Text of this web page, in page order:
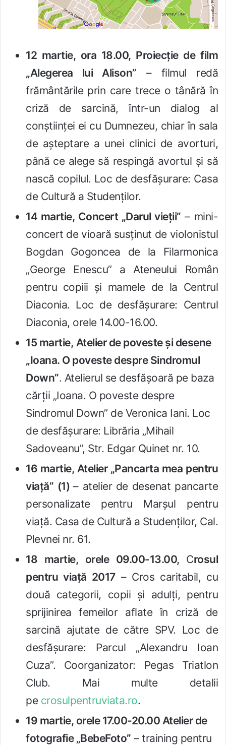
12 martie, ora 18.00, Proiecție de film
„Alegerea lui Alison” – filmul redă
frământările prin care trece o tânără în
criză de sarcină, într-un dialog al
conștiinței ei cu Dumnezeu, chiar în sala
de așteptare a unei clinici de avorturi,
până ce alege să respingă avortul și să
nască copilul. Loc de desfășurare: Casa
de Cultură a Studenților.
14 martie, Concert „Darul vieții” – mini-
concert de vioară susținut de violonistul
Bogdan Gogoncea de la Filarmonica
„George Enescu” a Ateneului Român
pentru copiii și mamele de la Centrul
Diaconia. Loc de desfășurare: Centrul
Diaconia, orele 14.00-16.00.
15 martie, Atelier de poveste și desene
„Ioana. O poveste despre Sindromul
Down”. Atelierul se desfășoară pe baza
cărții „Ioana. O poveste despre
Sindromul Down” de Veronica Iani. Loc
de desfășurare: Librăria „Mihail
Sadoveanu”, Str. Edgar Quinet nr. 10.
16 martie, Atelier „Pancarta mea pentru
viață” (1)– atelier de desenat pancarte
personalizate pentru Marșul pentru
viață. Casa de Cultură a Studenților, Cal.
Plevnei nr. 61.
18 martie, orele 09.00-13.00, Crosul
pentru viață 2017– Cros caritabil, cu
două categorii, copii și adulți, pentru
sprijinirea femeilor aflate în criză de
sarcină ajutate de către SPV. Loc de
desfășurare: Parcul „Alexandru Ioan
Cuza”. Coorganizator: Pegas Triatlon
Club. Mai multe detalii
pe crosulpentruviata.ro.
19 martie, orele 17.00-20.00 Atelier de
fotografie „BebeFoto” – training pentru